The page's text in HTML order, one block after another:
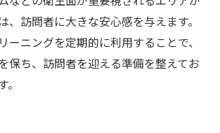
、訪問者に大きな安心感を与えます。
ーニングを定期的に利用することで、
保ち、訪問者を迎える準備を整えてお